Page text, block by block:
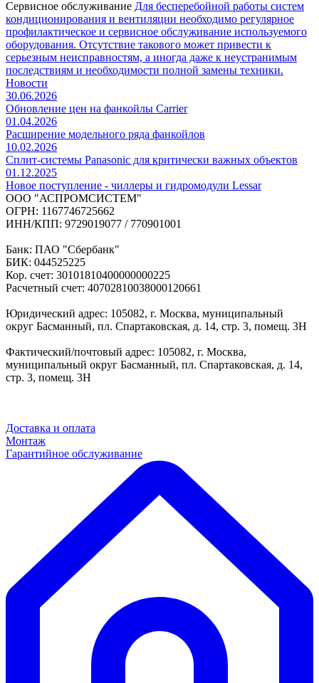
Сервисное обслуживание Для бесперебойной работы систем
кондиционирования и вентиляции необходимо регулярное
профилактическое и сервисное обслуживание используемого
оборудования. Отсутствие такового может привести к
серьезным неисправностям, а иногда даже к неустранимым
последствиям и необходимости полной замены техники.
Новости
30.06.2026
Обновление цен на фанкойлы Carrier
01.04.2026
Расширение модельного ряда фанкойлов
10.02.2026
Сплит-системы Panasonic для критически важных объектов
01.12.2025
Новое поступление - чиллеры и гидромодули Lessar
ООО "АСПРОМСИСТЕМ"
ОГРН: 1167746725662
ИНН/КПП: 9729019077 / 770901001
Банк: ПАО "Сбербанк"
БИК: 044525225
Кор. счет: 30101810400000000225
Расчетный счет: 40702810038000120661
Юридический адрес: 105082, г. Москва, муниципальный
округ Басманный, пл. Спартаковская, д. 14, стр. 3, помещ. 3Н
Фактический/почтовый адрес: 105082, г. Москва,
муниципальный округ Басманный, пл. Спартаковская, д. 14,
стр. 3, помещ. 3Н
Доставка и оплата
Монтаж
Гарантийное обслуживание